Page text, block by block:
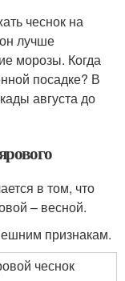
чеснок на
лучше
морозы. Когда
посадке? В
августа до
в том, что
– весной.
признакам.
чеснок